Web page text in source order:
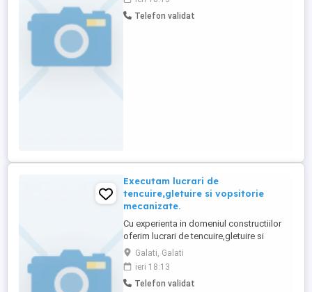
Telefon validat
Executam lucrari de
tencuire,gletuire si vopsitorie
mecanizate.
Cu experienta in domeniul constructiilor
oferim lucrari de tencuire,gletuire si
vopsitorie mecanizate. Echipa de
profesionisti executa lucrari de amenajari
interioare,inclusiv
tencuire,gletuire,vopsitorie mecanizata.
Galati, Galati
ieri 18:13
Telefon validat